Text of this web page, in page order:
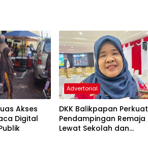
Akses
Digital
Advertorial
DKK Balikpapan Perkuat
Pendampingan Remaja
Lewat Sekolah dan